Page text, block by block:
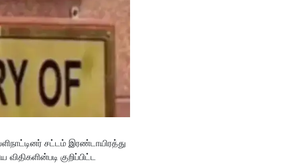
சட்டம் இரண்டாயிரத்து
குறிப்பிட்ட